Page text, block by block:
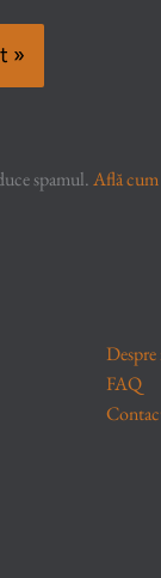
spamul.Află cum
FAQ